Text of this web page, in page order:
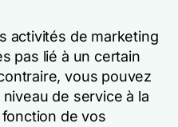
activités de marketing
pas lié à un certain
vous pouvez
de service à la
de vos